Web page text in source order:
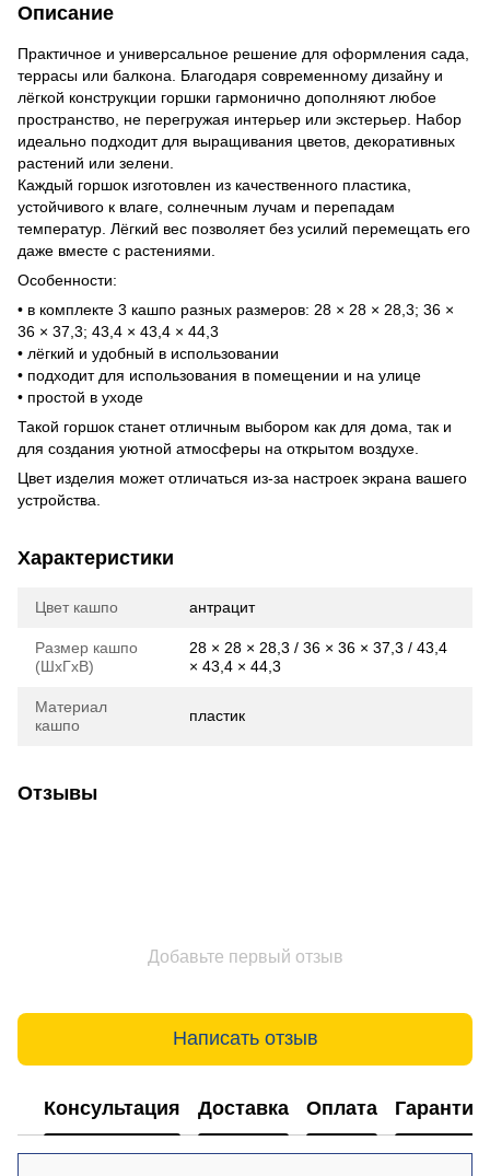
Описание
Практичное и универсальное решение для оформления сада,
террасы или балкона. Благодаря современному дизайну и
лёгкой конструкции горшки гармонично дополняют любое
пространство, не перегружая интерьер или экстерьер. Набор
идеально подходит для выращивания цветов, декоративных
растений или зелени.
Каждый горшок изготовлен из качественного пластика,
устойчивого к влаге, солнечным лучам и перепадам
температур. Лёгкий вес позволяет без усилий перемещать его
даже вместе с растениями.
Особенности:
• в комплекте 3 кашпо разных размеров: 28 × 28 × 28,3; 36 ×
36 × 37,3; 43,4 × 43,4 × 44,3
• лёгкий и удобный в использовании
• подходит для использования в помещении и на улице
• простой в уходе
Такой горшок станет отличным выбором как для дома, так и
для создания уютной атмосферы на открытом воздухе.
Цвет изделия может отличаться из-за настроек экрана вашего
устройства.
Характеристики
Цвет кашпо антрацит
Размер кашпо
(ШхГхВ)
28 × 28 × 28,3 / 36 × 36 × 37,3 / 43,4
× 43,4 × 44,3
Материал
кашпо
пластик
Отзывы
Добавьте первый отзыв
Написать отзыв
Консультация Доставка Оплата Гарантия